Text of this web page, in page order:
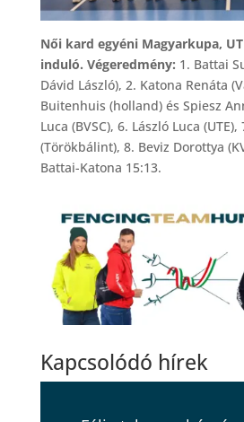
Női kard egyéni Magyarkupa,
induló. Végeredmény: 1. Battai
Dávid László), 2. Katona Renáta
Buitenhuis (holland) és Spiesz
Luca (BVSC), 6. László Luca
(Törökbálint), 8. Beviz Dorottya
Battai-Katona 15:13.
Kapcsolódó hírek